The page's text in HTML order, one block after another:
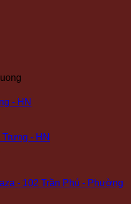
- HN
- HN
- 102 Trần Phú - Phường